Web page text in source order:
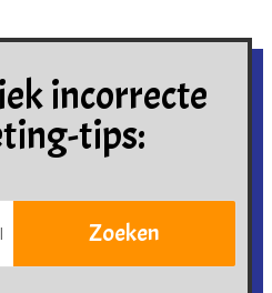
incorrecte
tips: